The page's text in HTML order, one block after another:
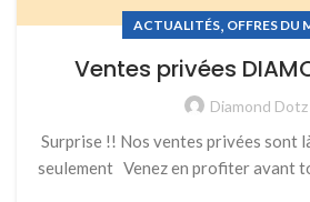
ACTUALITÉS, OFFRES DU
Ventes privées
Diamond Dotz
Surprise !! Nos ventes privées sont
seulement Venez en profiter avant